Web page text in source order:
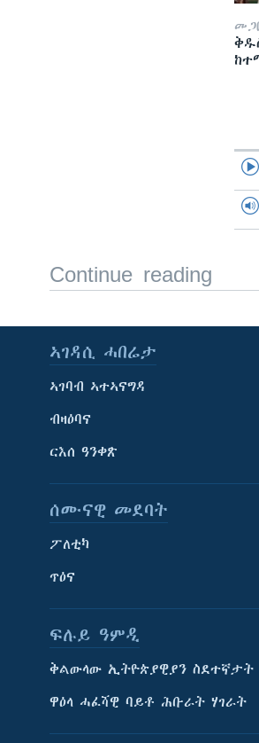
ትምህርቲ እንግሊዝኛ
ማሕበራዊ ገጻትና
Continue reading
ኣገዳሲ ሓበሬታ
ኣገባብ ኣተኣናግዳ
ብዛዕባና
ርእሰ ዓንቀጽ
ሰሙናዊ መደባት
ፖለቲካ
ጥዕና
ፍሉይ ዓምዲ
ቅልውላው ኢትዮጵያዊያን ስደተኛታት
ዋዕላ ሓፈሻዊ ባይቶ ሕቡራት ሃገራት